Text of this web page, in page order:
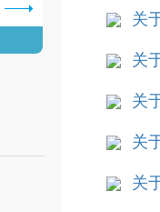
关
关
关
关
关